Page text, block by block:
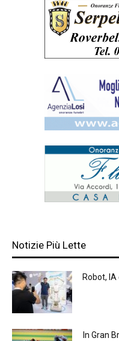
Notizie Più Lette
Robot,
In Gran